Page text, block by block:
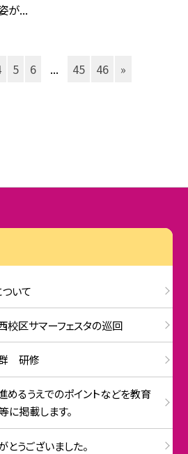
が...
5 6 ... 45 46 »
いて
区サマーフェスタの巡回
研修
るうえでのポイントなどを教育
に掲載します。
とうございました。